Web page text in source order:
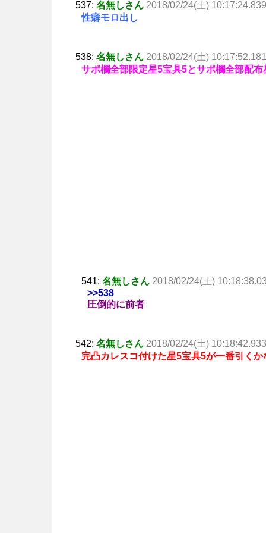
537: 名無しさん 2018/02/24(土) 10:17:24.839
性癖モロ出し
538: 名無しさん 2018/02/24(土) 10:17:52.181
サポ欄全部限定星5宝具5とサポ欄全部配
541: 名無しさん 2018/02/24(土)
>>538
圧倒的に前者
542: 名無しさん 2018/02/24(土) 10:18:42.933
完凸カレスコ付けた星5宝具5が一番引くか